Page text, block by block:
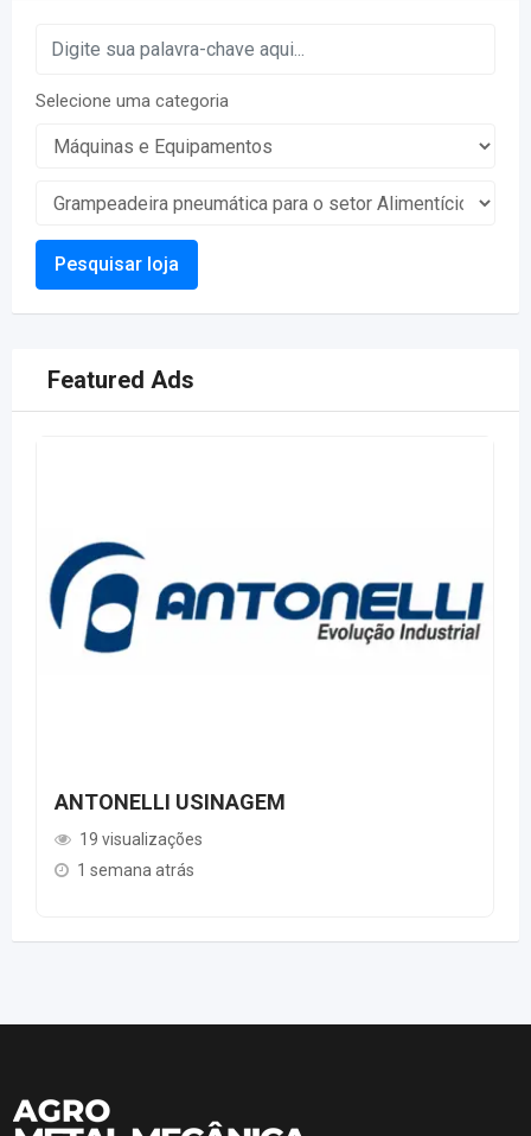
Selecione uma categoria
Pesquisar loja
Featured Ads
ANTONELLI USINAGEM
19 visualizações
1 semana atrás